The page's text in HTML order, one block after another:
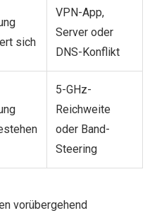
sich
VPN-App,
Server oder
DNS-Konflikt
5-GHz-
Reichweite
oder Band-
Steering
vorübergehend